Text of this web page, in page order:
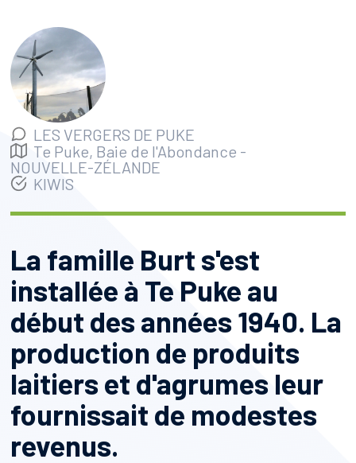
LES VERGERS DE PUKE
Te Puke, Baie de l'Abondance -
NOUVELLE-ZÉLANDE
KIWIS
La famille Burt s'est
installée à Te Puke au
début des années 1940. La
production de produits
laitiers et d'agrumes leur
fournissait de modestes
revenus.